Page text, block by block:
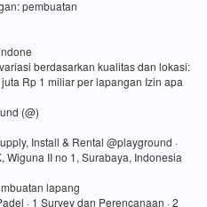
pembuatan
berdasarkan kualitas dan lokasi:
Rp 1 miliar per lapangan Izin apa
(@)
Install & Rental @playground ·
Wiguna II no 1, Surabaya, Indonesia
lapang
· 1 Survey dan Perencanaan · 2